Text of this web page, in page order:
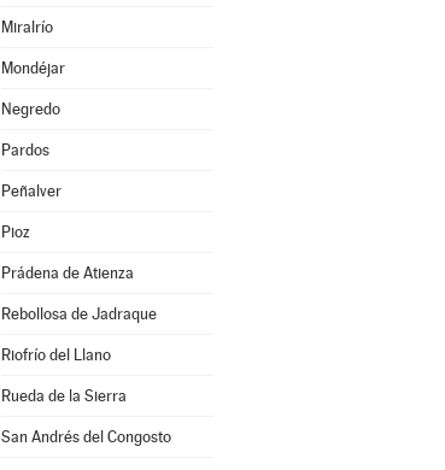
Miralrío
Mondéjar
Negredo
Pardos
Peñalver
Pioz
Prádena de Atienza
Rebollosa de Jadraque
Riofrío del Llano
Rueda de la Sierra
San Andrés del Congosto